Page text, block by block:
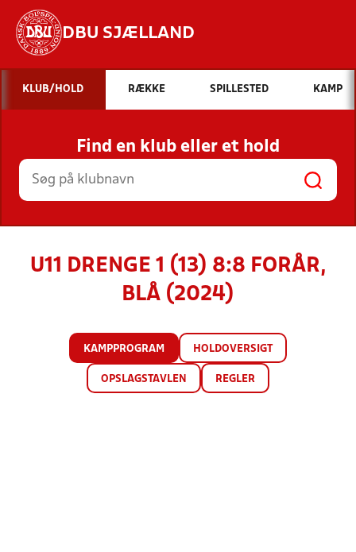
DBU SJÆLLAND
Hvad vil du søge efter?
INDHOLD OG NYHEDER
STILLINGER, RESULTATER, KLUBBER OG
HOLD
KLUB/HOLD RÆKKE SPILLESTED KAMP
Find en klub eller et hold
U11 DRENGE 1 (13) 8:8 FORÅR,
BLÅ (2024)
KAMPPROGRAM HOLDOVERSIGT
OPSLAGSTAVLEN REGLER